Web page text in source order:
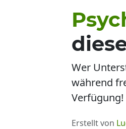
Wer
während
Verfügung!
Erstellt von